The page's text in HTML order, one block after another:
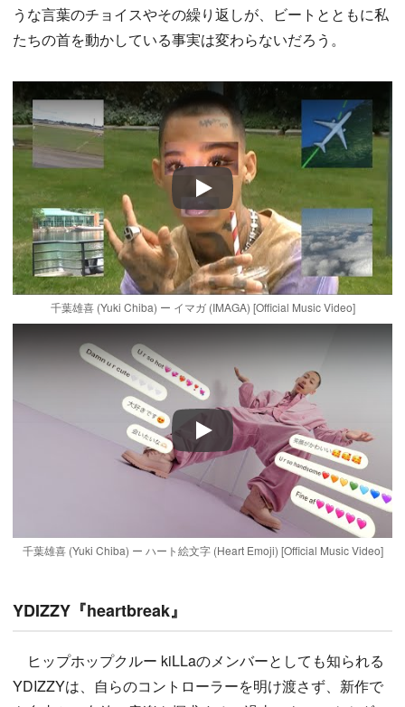
うな言葉のチョイスやその繰り返しが、ビートとともに私
たちの首を動かしている事実は変わらないだろう。
Play
千葉雄喜 (Yuki Chiba) ー イマガ (IMAGA) [Official Music Video]
Play
千葉雄喜 (Yuki Chiba) ー ハート絵文字 (Heart Emoji) [Official Music Video]
YDIZZY『heartbreak』
ヒップホップクルー kiLLaのメンバーとしても知られる
YDIZZYは、自らのコントローラーを明け渡さず、新作で